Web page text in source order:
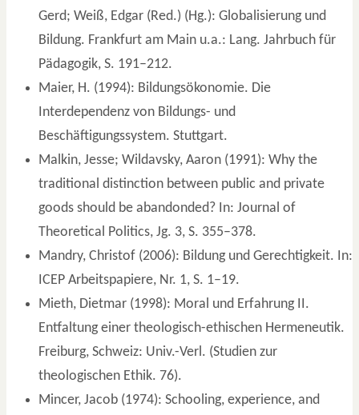
Gerd; Weiß, Edgar (Red.) (Hg.): Globalisierung und
Bildung. Frankfurt am Main u.a.: Lang. Jahrbuch für
Pädagogik, S. 191–212.
Maier, H. (1994): Bildungsökonomie. Die
Interdependenz von Bildungs- und
Beschäftigungssystem. Stuttgart.
Malkin, Jesse; Wildavsky, Aaron (1991): Why the
traditional distinction between public and private
goods should be abandonded? In: Journal of
Theoretical Politics, Jg. 3, S. 355–378.
Mandry, Christof (2006): Bildung und Gerechtigkeit. In:
ICEP Arbeitspapiere, Nr. 1, S. 1–19.
Mieth, Dietmar (1998): Moral und Erfahrung II.
Entfaltung einer theologisch-ethischen Hermeneutik.
Freiburg, Schweiz: Univ.-Verl. (Studien zur
theologischen Ethik. 76).
Mincer, Jacob (1974): Schooling, experience, and